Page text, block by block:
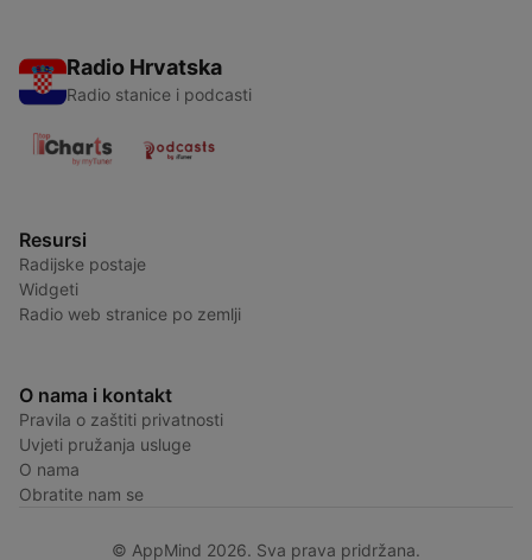
Radio Hrvatska
Radio stanice i podcasti
Resursi
Radijske postaje
Widgeti
Radio web stranice po zemlji
O nama i kontakt
Pravila o zaštiti privatnosti
Uvjeti pružanja usluge
O nama
Obratite nam se
© AppMind 2026. Sva prava pridržana.